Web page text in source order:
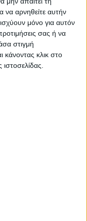
να αρνηθείτε αυτήν
μόνο για αυτόν
σας ή να
στιγμή
κάνοντας κλικ στο